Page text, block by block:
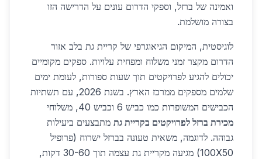
ואמינה של ברזל, וספקי הדרום עונים על הדרישה הזו
בצורה מושלמת.
לוגיסטית, המיקום הגיאוגרפי של קריית גת בלב אזור
הדרום מקצר זמני משלוח ומפחית עלויות. ספקים מקומיים
יכולים להגיע לפרויקטים תוך שעות ספורות, לעומת ימים
שלמים מספקים ממרכז הארץ. בשנת 2026, עם תשתיות
הכבישים המשופרות כמו כביש 6 וכביש 40, משלוחי
מכירת ברזל לפרויקטים בקריית גת מתבצעים ביעילות
גבוהה. לדוגמה, משאית טעונה בברזל ישרוח (פרופיל
100X50) מגיעה מקריית גת עצמה תוך 30-60 דקות,